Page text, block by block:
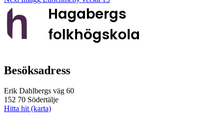
Hagabergs
folkhögskola
Besöksadress
Erik Dahlbergs väg 60
152 70 Södertälje
Hitta hit (karta)